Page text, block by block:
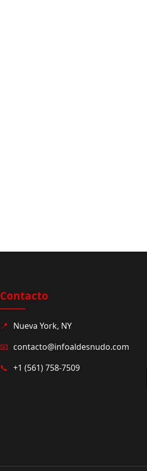
Contacto
📍 Nueva York, NY
📧 contacto@infoaldesnudo.com
📞 +1 (561) 758-7509